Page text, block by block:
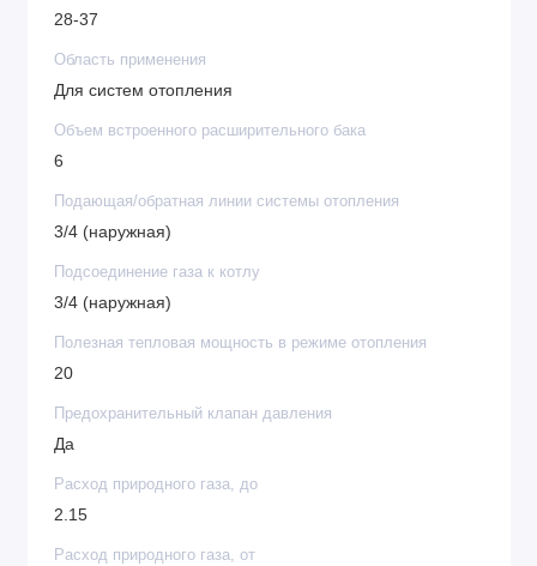
28-37
Область применения
Для систем отопления
Объем встроенного расширительного бака
6
Подающая/обратная линии системы отопления
3/4 (наружная)
Подсоединение газа к котлу
3/4 (наружная)
Полезная тепловая мощность в режиме отопления
20
Предохранительный клапан давления
Да
Расход природного газа, до
2.15
Расход природного газа, от